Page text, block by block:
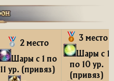
2 место
Шары с 1 по
11 ур. (привяз)
3 место
Шары с 1
по 10 ур.
(привяз)